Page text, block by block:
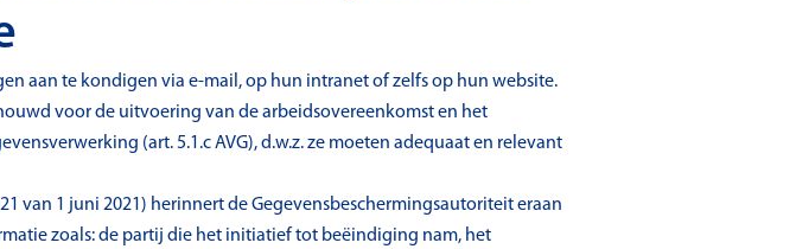
aan te kondigen via e-mail, op hun intranet of zelfs op hun website.
voor de uitvoering van de arbeidsovereenkomst en het
(art. 5.1.c AVG), d.w.z. ze moeten adequaat en relevant
van 1 juni 2021) herinnert de Gegevensbeschermingsautoriteit eraan
zoals: de partij die het initiatief tot beëindiging nam, het